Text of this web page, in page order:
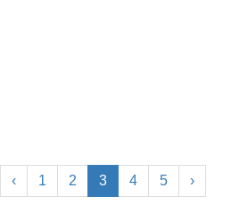
‹ 1 2 3 4 5 ›